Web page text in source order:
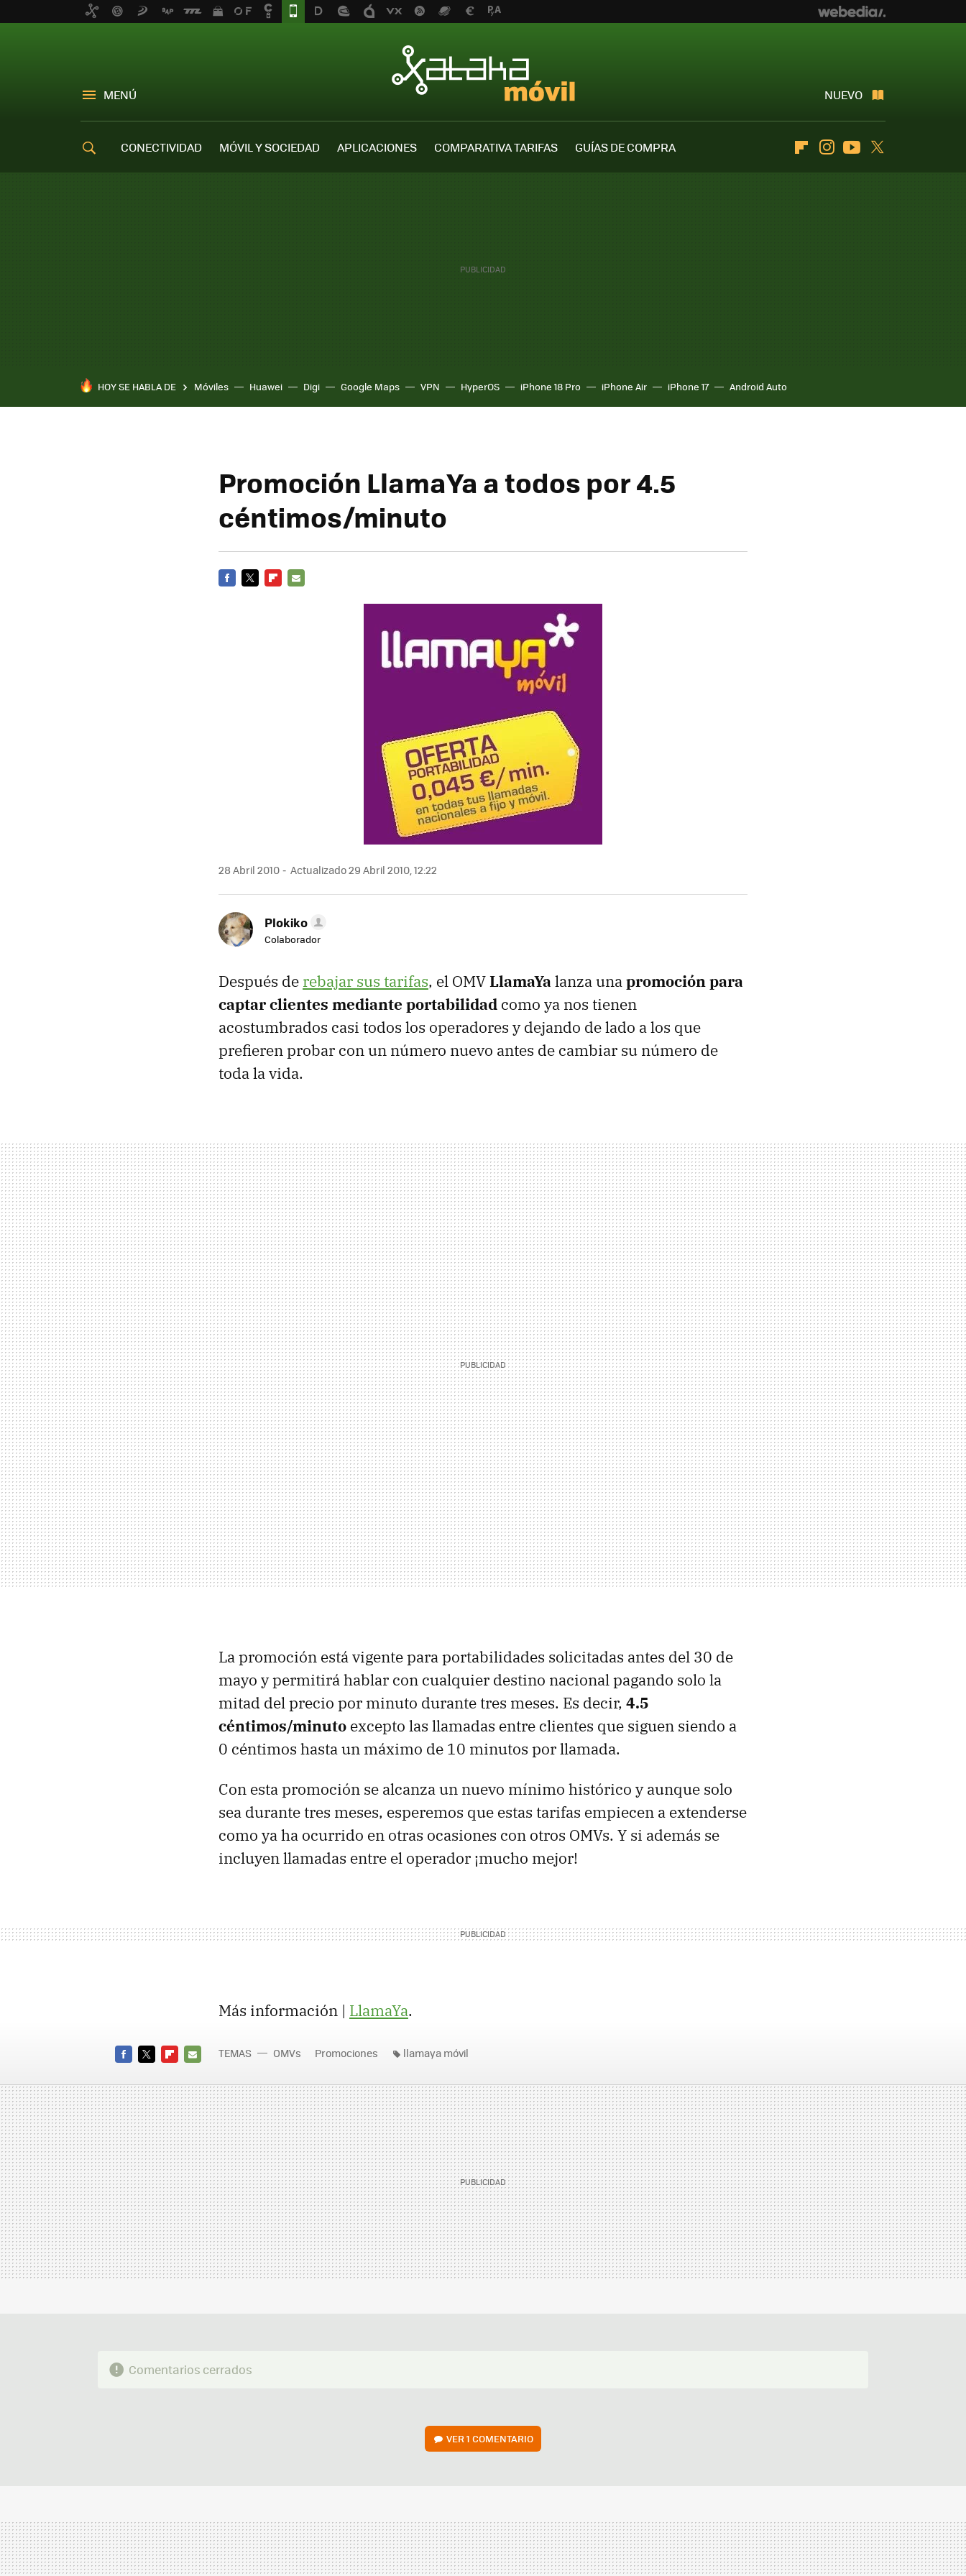
MENÚ NUEVO
CONECTIVIDAD MÓVIL Y SOCIEDAD APLICACIONES COMPARATIVA TARIFAS
GUÍAS DE COMPRA
FlipboardInstagramYoutube
HOY SE HABLA DE Móviles Huawei Digi Google Maps VPN HyperOS iPhone 18 Pro iPhone Air iPhone 17 Android Auto
Promoción LlamaYa a todos por 4.5
céntimos/minuto
28 Abril 2010 Actualizado 29 Abril 2010, 12:22
Plokiko
Colaborador
Después de rebajar sus tarifas, el OMVLlamaYa lanza unapromoción para
captar clientes mediante portabilidad como ya nos tienen
acostumbrados casi todos los operadores y dejando de lado a los que
prefieren probar con un número nuevo antes de cambiar su número de
toda la vida.
La promoción está vigente para portabilidades solicitadas antes del 30 de
mayo y permitirá hablar con cualquier destino nacional pagando solo la
mitad del precio por minuto durante tres meses. Es decir, 4.5
céntimos/minuto excepto las llamadas entre clientes que siguen siendo a
0 céntimos hasta un máximo de 10 minutos por llamada.
Con esta promoción se alcanza un nuevo mínimo histórico y aunque solo
sea durante tres meses, esperemos que estas tarifas empiecen a extenderse
como ya ha ocurrido en otras ocasiones con otros OMVs. Y si además se
incluyen llamadas entre el operador ¡mucho mejor!
Más información | LlamaYa.
MAIL
TEMAS OMVs Promociones llamaya móvil
Comentarios cerrados
VER1 COMENTARIO